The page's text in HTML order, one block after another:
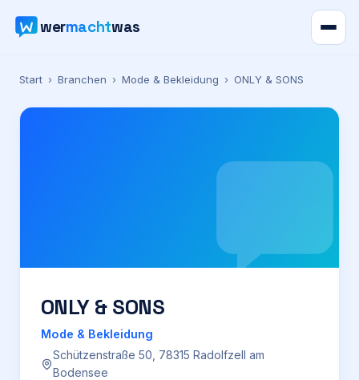
wermachtwas
Verzeichnis
Karte
Preise
Für Firmen
Start › Branchen › Mode & Bekleidung › ONLY & SONS
ONLY & SONS
Mode & Bekleidung
Schützenstraße 50, 78315 Radolfzell am
Bodensee